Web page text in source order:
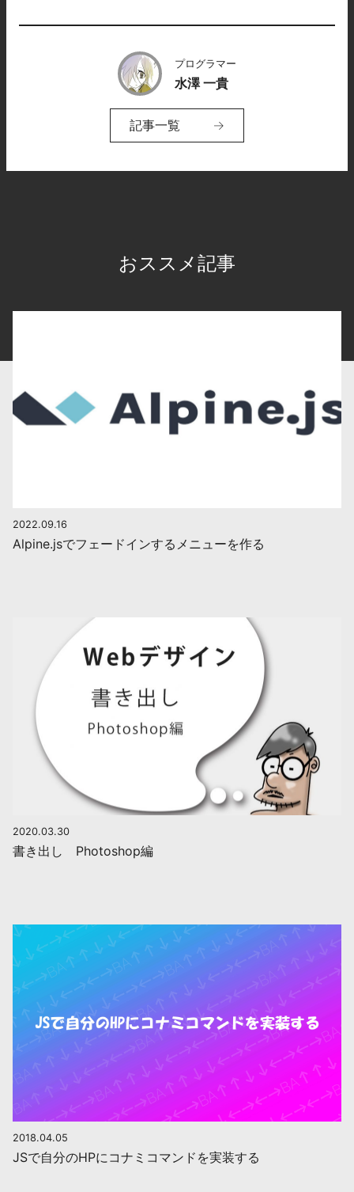
プログラマー
水澤 一貴
記事一覧
おススメ記事
2022.09.16
Alpine.jsでフェードインするメニューを作る
2020.03.30
書き出し Photoshop編
2018.04.05
JSで自分のHPにコナミコマンドを実装する